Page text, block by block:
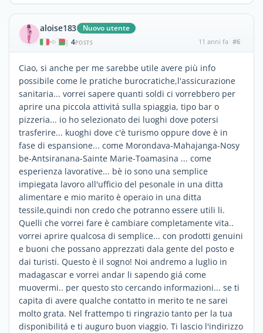
aloise183 Nuovo utente
| 4POSTS 11 anni fa #6
Ciao, si anche per me sarebbe utile avere più info
possibile come le pratiche burocratiche,l'assicurazione
sanitaria... vorrei sapere quanti soldi ci vorrebbero per
aprire una piccola attivitá sulla spiaggia, tipo bar o
pizzeria... io ho selezionato dei luoghi dove potersi
trasferire... kuoghi dove c'è turismo oppure dove è in
fase di espansione... come Morondava-Mahajanga-Nosy
be-Antsiranana-Sainte Marie-Toamasina ... come
esperienza lavorative... bè io sono una semplice
impiegata lavoro all'ufficio del pesonale in una ditta
alimentare e mio marito è operaio in una ditta
tessile,quindi non credo che potranno essere utili li.
Quelli che vorrei fare è cambiare completamente vita..
vorrei aprire qualcosa di semplice... con prodotti genuini
e buoni che possano apprezzati dala gente del posto e
dai turisti. Questo è il sogno! Noi andremo a luglio in
madagascar e vorrei andar li sapendo giá come
muovermi.. per questo sto cercando informazioni... se ti
capita di avere qualche contatto in merito te ne sarei
molto grata. Nel frattempo ti ringrazio tanto per la tua
disponibilitá e ti auguro buon viaggio. Ti lascio l'indirizzo